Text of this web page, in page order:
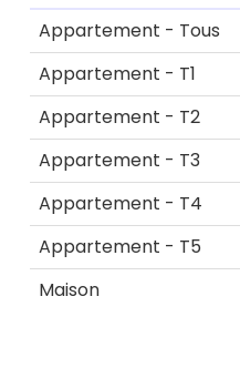
Appartement - Tous
Appartement - T1
Appartement - T2
Appartement - T3
Appartement - T4
Appartement - T5
Maison